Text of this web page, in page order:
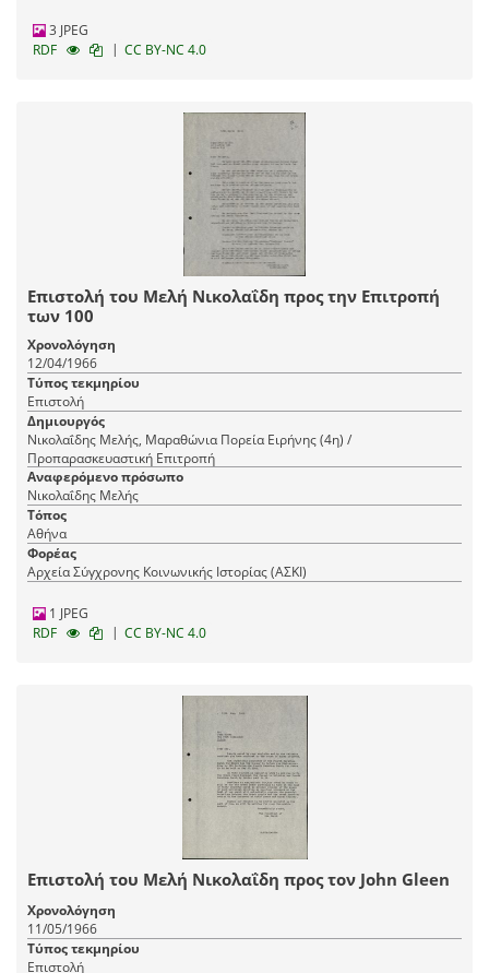
3 JPEG
RDF
| CC BY-NC 4.0
Επιστολή του Μελή Νικολαΐδη προς την Επιτροπή
των 100
Χρονολόγηση
12/04/1966
Τύπος τεκμηρίου
Επιστολή
Δημιουργός
Νικολαΐδης Μελής, Μαραθώνια Πορεία Ειρήνης (4η) /
Προπαρασκευαστική Επιτροπή
Αναφερόμενο πρόσωπο
Νικολαΐδης Μελής
Τόπος
Αθήνα
Φορέας
Αρχεία Σύγχρονης Κοινωνικής Ιστορίας (ΑΣΚΙ)
1 JPEG
RDF
| CC BY-NC 4.0
Επιστολή του Μελή Νικολαΐδη προς τον John Gleen
Χρονολόγηση
11/05/1966
Τύπος τεκμηρίου
Επιστολή